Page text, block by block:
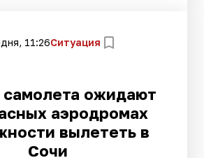
11:26Ситуация
ожидают
аэродромах
вылететь в
Сочи